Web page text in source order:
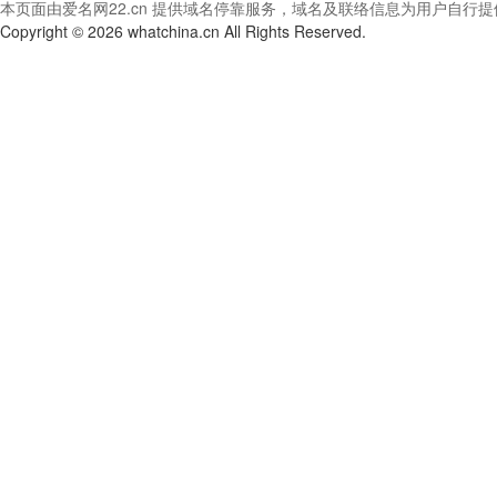
本页面由爱名网22.cn 提供域名停靠服务，域名及联络信息为用户自行
Copyright © 2026 whatchina.cn All Rights Reserved.